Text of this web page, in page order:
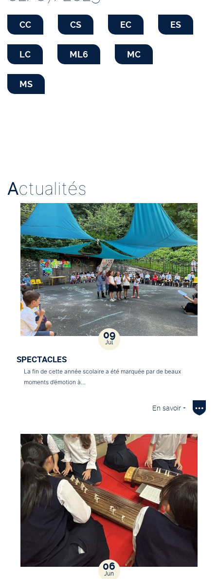
CC CS EC ES
LC ML6 MC
MS
Actualités
09
Jul
SPECTACLES
La fin de cette année scolaire a été marquée par de beaux
moments d’émotion à…
En savoir +
06
Jun